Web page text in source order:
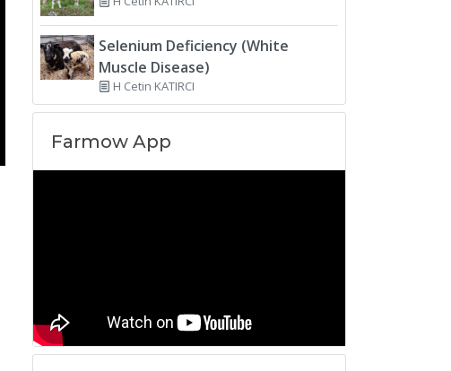
Selenium Deficiency (White
Muscle Disease)
H Cetin KATIRCI
Farmow App